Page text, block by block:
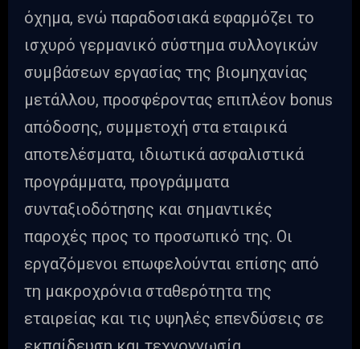
όχημα, ενώ παραδοσιακά εφαρμόζει το
ισχυρό γερμανικό σύστημα συλλογικών
συμβάσεων εργασίας της βιομηχανίας
μετάλλου, προσφέροντας επιπλέον bonus
απόδοσης, συμμετοχή στα εταιρικά
αποτελέσματα, ιδιωτικά ασφαλιστικά
προγράμματα, προγράμματα
συνταξιοδότησης και σημαντικές
παροχές προς το προσωπικό της. Οι
εργαζόμενοι επωφελούνται επίσης από
τη μακροχρόνια σταθερότητα της
εταιρείας και τις υψηλές επενδύσεις σε